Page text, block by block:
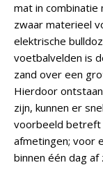
mat in combinatie
zwaar materieel
elektrische
voetbalvelden is
zand over een
Hierdoor
zijn, kunnen er
voorbeeld betreft
afmetingen; voor
binnen één dag af